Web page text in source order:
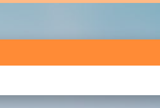
акселератор сделок